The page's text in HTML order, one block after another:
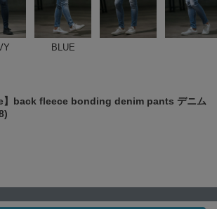
BLUE
】back fleece bonding denim pants デニム